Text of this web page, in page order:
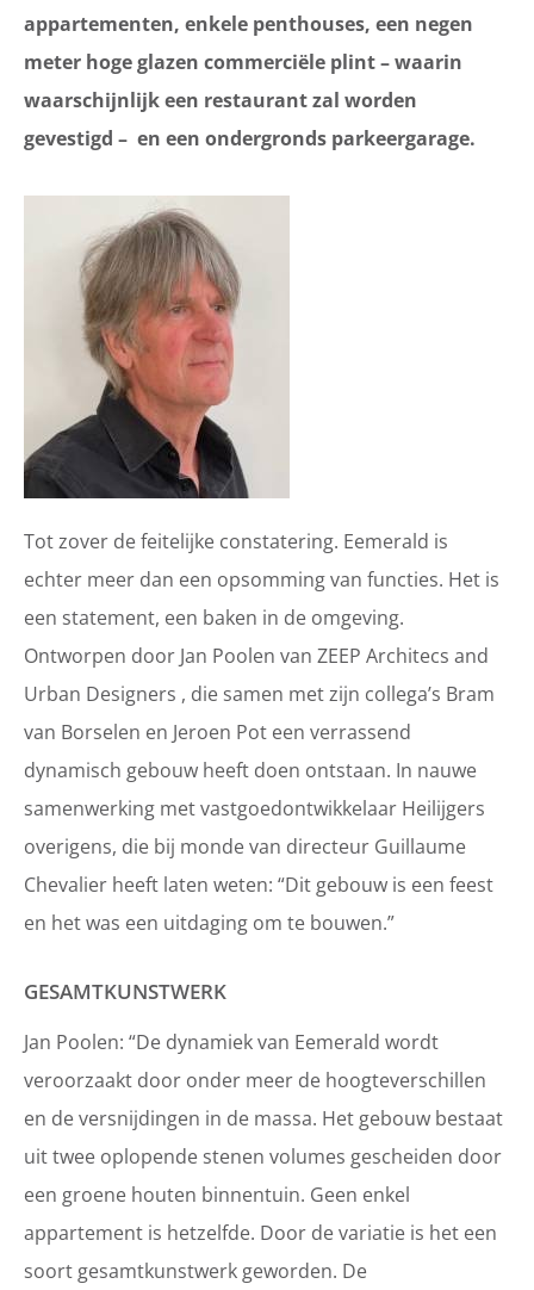
appartementen, enkele penthouses, een negen
meter hoge glazen commerciële plint – waarin
waarschijnlijk een restaurant zal worden
gevestigd – en een ondergronds parkeergarage.
Tot zover de feitelijke constatering. Eemerald is
echter meer dan een opsomming van functies. Het is
een statement, een baken in de omgeving.
Ontworpen door Jan Poolen van ZEEP Architecs and
Urban Designers , die samen met zijn collega’s Bram
van Borselen en Jeroen Pot een verrassend
dynamisch gebouw heeft doen ontstaan. In nauwe
samenwerking met vastgoedontwikkelaar Heilijgers
overigens, die bij monde van directeur Guillaume
Chevalier heeft laten weten: “Dit gebouw is een feest
en het was een uitdaging om te bouwen.”
GESAMTKUNSTWERK
Jan Poolen: “De dynamiek van Eemerald wordt
veroorzaakt door onder meer de hoogteverschillen
en de versnijdingen in de massa. Het gebouw bestaat
uit twee oplopende stenen volumes gescheiden door
een groene houten binnentuin. Geen enkel
appartement is hetzelfde. Door de variatie is het een
soort gesamtkunstwerk geworden. De